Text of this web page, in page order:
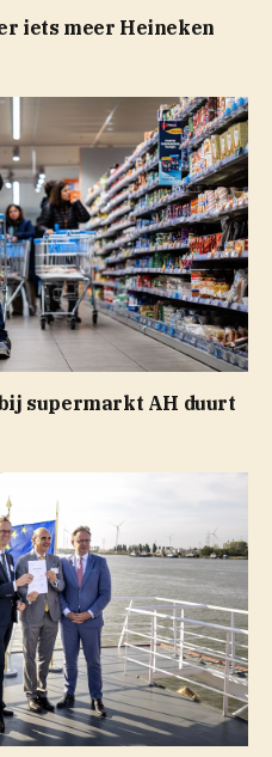
iets meer Heineken
supermarkt AH duurt